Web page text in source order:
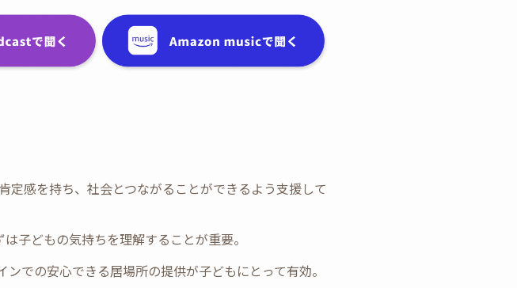
感を持ち、社会とつながることができるよう支援して
子どもの気持ちを理解することが重要。
での安心できる居場所の提供が子どもにとって有効。